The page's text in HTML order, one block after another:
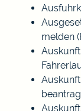
melden